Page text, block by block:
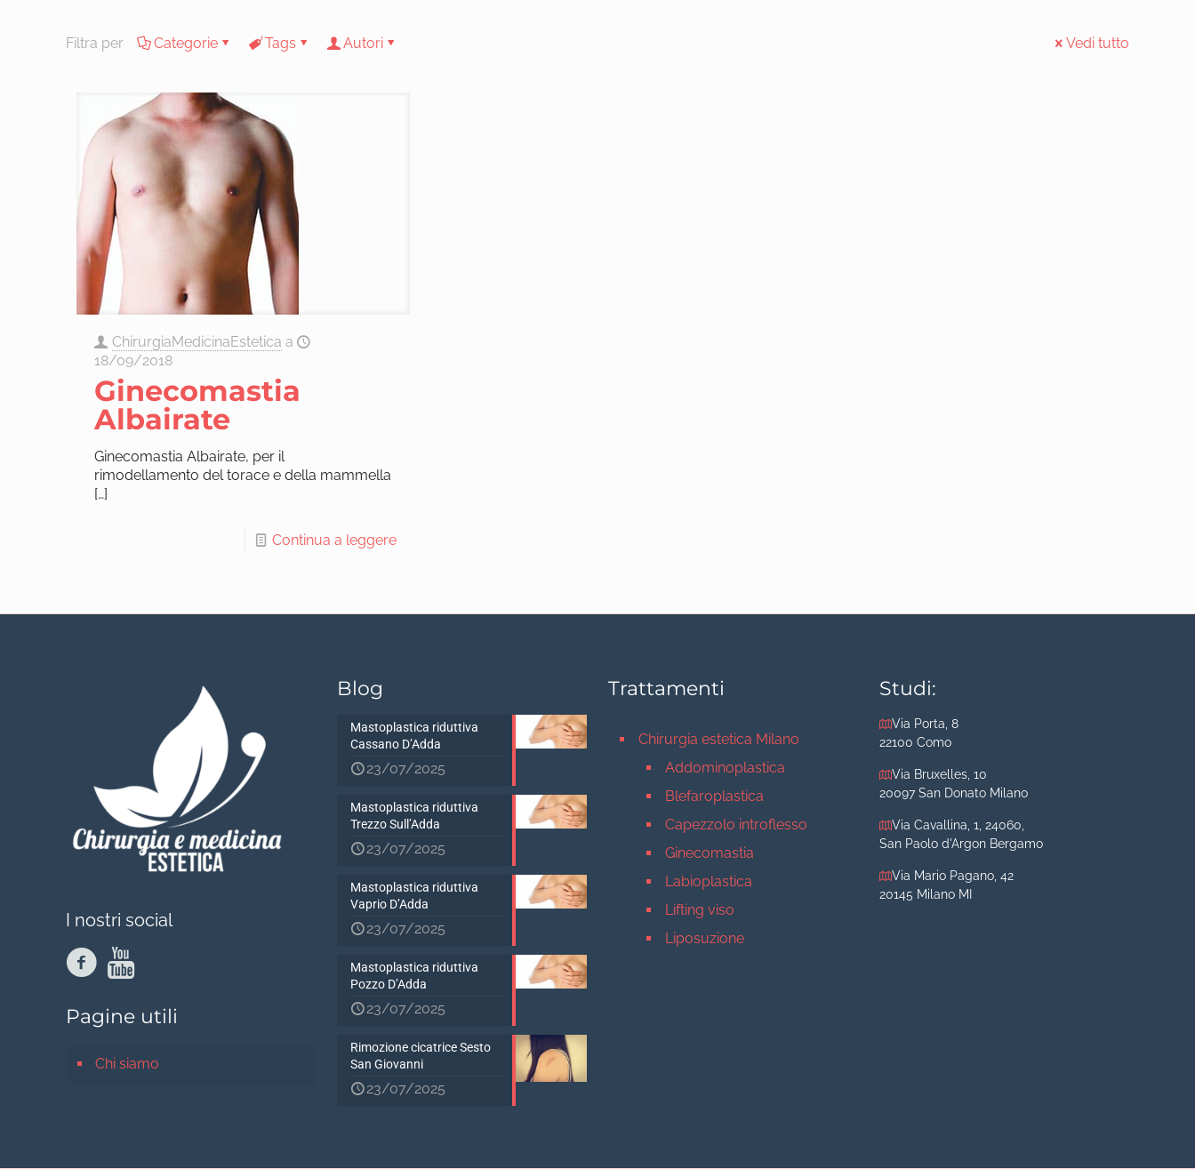
Filtra per Categorie Tags Autori Vedi tutto
ChirurgiaMedicinaEstetica a
18/09/2018
Ginecomastia
Albairate
Ginecomastia Albairate, per il
rimodellamento del torace e della mammella
[…]
Continua a leggere
I nostri social
Pagine utili
Chi siamo
Blog
Mastoplastica riduttiva
Cassano D’Adda
23/07/2025
Mastoplastica riduttiva
Trezzo Sull’Adda
23/07/2025
Mastoplastica riduttiva
Vaprio D’Adda
23/07/2025
Mastoplastica riduttiva
Pozzo D’Adda
23/07/2025
Rimozione cicatrice Sesto
San Giovanni
23/07/2025
Trattamenti
Chirurgia estetica Milano
Addominoplastica
Blefaroplastica
Capezzolo introflesso
Ginecomastia
Labioplastica
Lifting viso
Liposuzione
Studi:
Via Porta, 8
22100 Como
Via Bruxelles, 10
20097 San Donato Milano
Via Cavallina, 1, 24060,
San Paolo d'Argon Bergamo
Via Mario Pagano, 42
20145 Milano MI